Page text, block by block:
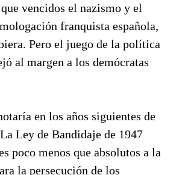
vencidos el nazismo y el
franquista española,
Pero el juego de la política
al margen a los demócratas
en los años siguientes de
Ley de Bandidaje de 1947
poco menos que absolutos a la
la persecución de los